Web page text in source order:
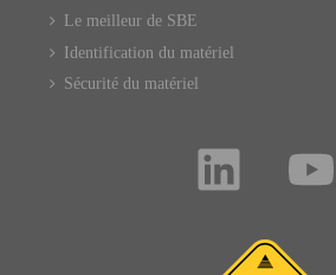
Le meilleur de SBE
Identification du matériel
Sécurité du matériel